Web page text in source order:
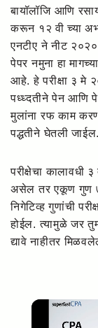
बायॉलॉजि आणि
करून १२ वी च्या
एनटीए ने नीट
पेपर नमुना हा
आहे. हे परीक्षा ३ मे
पध्ध्दतीने पेन आणि
मुलांना रफ काम
पद्धतीने घेतली जाईल.
परीक्षेचा कालावधी
असेल तर एकूण गुण
निगेटिव्ह गुणांची
होईल. त्यामुळे जर
द्यावे नाहीतर